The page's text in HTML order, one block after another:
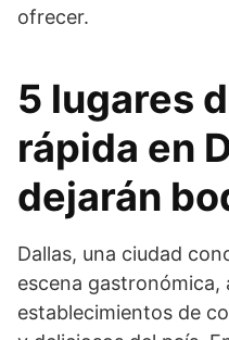
ofrecer.
5 lugares
rápida en
dejarán
Dallas, una ciudad
escena gastronómica,
establecimientos de